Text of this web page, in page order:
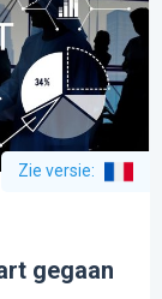
Zie versie:
gegaan